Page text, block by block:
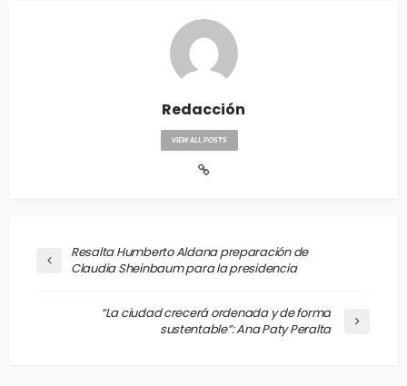
Redacción
VIEW ALL POSTS
Resalta Humberto Aldana preparación de
Claudia Sheinbaum para la presidencia
“La ciudad crecerá ordenada y de forma
sustentable”: Ana Paty Peralta